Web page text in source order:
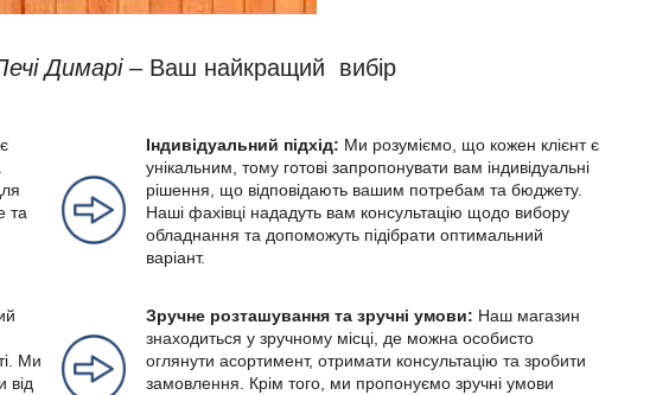
Димарі– Ваш найкращий вибір
та
Ми
від
Індивідуальний підхід: Ми розуміємо, що кожен клієнт є
унікальним, тому готові запропонувати вам індивідуальні
рішення, що відповідають вашим потребам та бюджету.
Наші фахівці нададуть вам консультацію щодо вибору
обладнання та допоможуть підібрати оптимальний
варіант.
Зручне розташування та зручні умови: Наш магазин
знаходиться у зручному місці, де можна особисто
оглянути асортимент, отримати консультацію та зробити
замовлення. Крім того, ми пропонуємо зручні умови